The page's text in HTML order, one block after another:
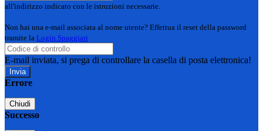
all'indirizzo indicato con le istruzioni necessarie.
Non hai una e-mail associata al nome utente? Effettua il reset della password
tramite la Login Spaggiari
E-mail inviata, si prega di controllare la casella di posta elettronica!
Errore
Chiudi
Successo